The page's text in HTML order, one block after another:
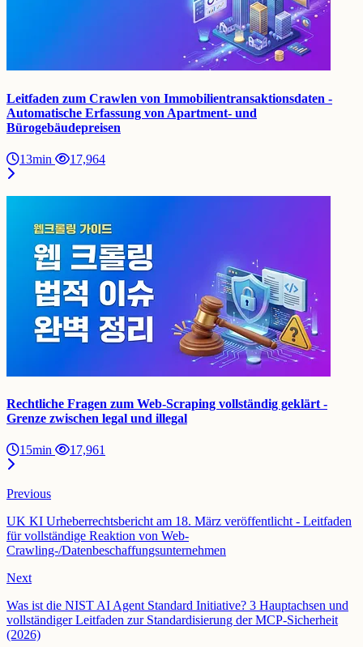
Leitfaden zum Crawlen von Immobilientransaktionsdaten -
Automatische Erfassung von Apartment- und
Bürogebäudepreisen
13min 17,964
Rechtliche Fragen zum Web-Scraping vollständig geklärt -
Grenze zwischen legal und illegal
15min 17,961
Previous
UK KI Urheberrechtsbericht am 18. März veröffentlicht - Leitfaden
für vollständige Reaktion von Web-
Crawling-/Datenbeschaffungsunternehmen
Next
Was ist die NIST AI Agent Standard Initiative? 3 Hauptachsen und
vollständiger Leitfaden zur Standardisierung der MCP-Sicherheit
(2026)